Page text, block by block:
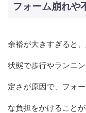
フォーム崩れや
余裕が大きすぎると
状態で歩行やランニ
定さが原因で、フォ
な負担をかけることが